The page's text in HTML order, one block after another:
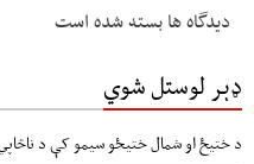
دیدگاه ها بسته شده است
ډېر لوستل شوي
د ختیځ او شمال ختیځو سیمو کې د